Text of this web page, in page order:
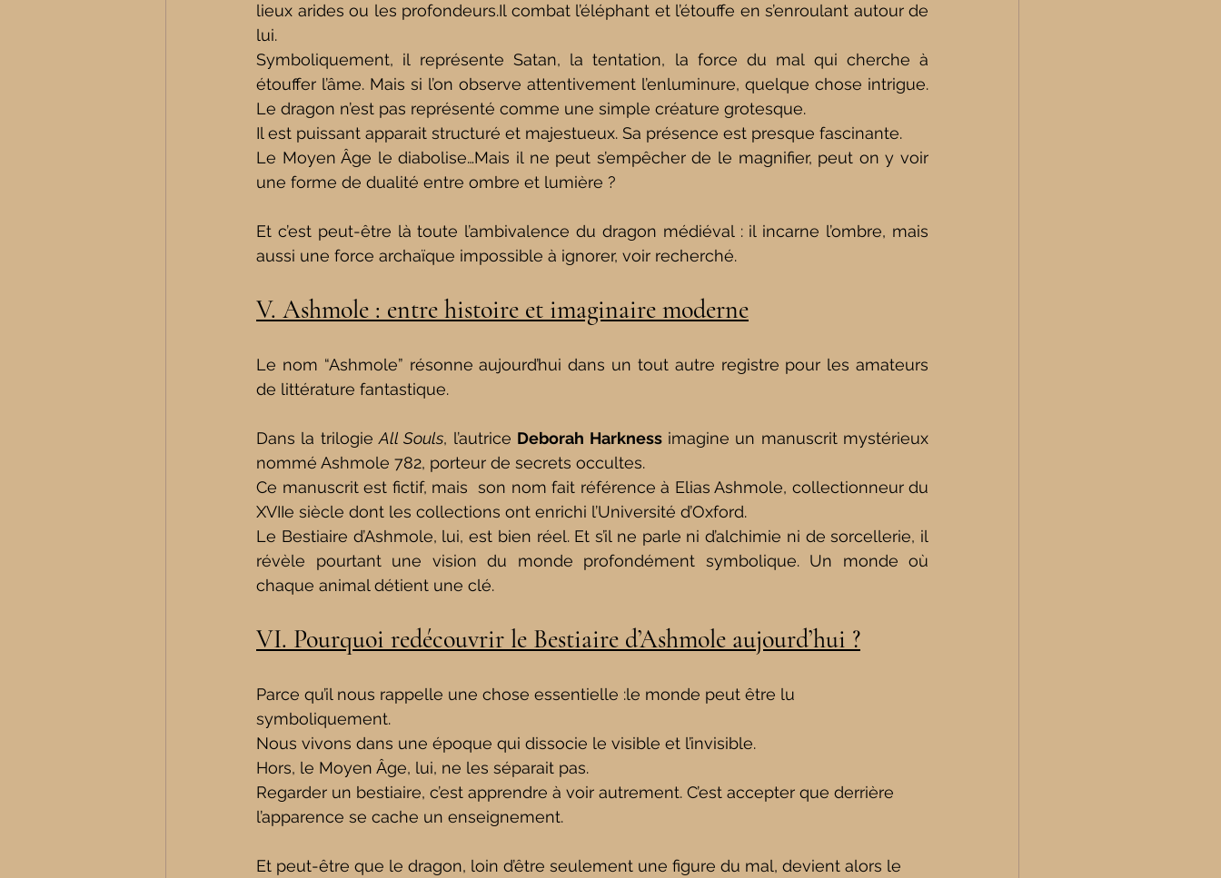
lieux arides ou les profondeurs.Il combat l’éléphant et l’étouffe en s’enroulant autour de
lui.
Symboliquement, il représente Satan, la tentation, la force du mal qui cherche à
étouffer l’âme. Mais si l’on observe attentivement l’enluminure, quelque chose intrigue.
Le dragon n’est pas représenté comme une simple créature grotesque.
Il est puissant apparait structuré et majestueux. Sa présence est presque fascinante.
Le Moyen Âge le diabolise…Mais il ne peut s’empêcher de le magnifier, peut on y voir
une forme de dualité entre ombre et lumière ?
Et c’est peut-être là toute l’ambivalence du dragon médiéval : il incarne l’ombre, mais
aussi une force archaïque impossible à ignorer, voir recherché.
V. Ashmole : entre histoire et imaginaire moderne
Le nom “Ashmole” résonne aujourd’hui dans un tout autre registre pour les amateurs
de littérature fantastique.
Dans la trilogie All Souls, l’autrice Deborah Harkness imagine un manuscrit mystérieux
nommé Ashmole 782, porteur de secrets occultes.
Ce manuscrit est fictif, mais  son nom fait référence à Elias Ashmole, collectionneur du
XVIIe siècle dont les collections ont enrichi l’Université d’Oxford.
Le Bestiaire d’Ashmole, lui, est bien réel. Et s’il ne parle ni d’alchimie ni de sorcellerie, il
révèle pourtant une vision du monde profondément symbolique. Un monde où
chaque animal détient une clé.
VI. Pourquoi redécouvrir le Bestiaire d’Ashmole aujourd’hui ?
Parce qu’il nous rappelle une chose essentielle :le monde peut être lu
symboliquement.
Nous vivons dans une époque qui dissocie le visible et l’invisible.
Hors, le Moyen Âge, lui, ne les séparait pas.
Regarder un bestiaire, c’est apprendre à voir autrement. C’est accepter que derrière
l’apparence se cache un enseignement.
Et peut-être que le dragon, loin d’être seulement une figure du mal, devient alors le